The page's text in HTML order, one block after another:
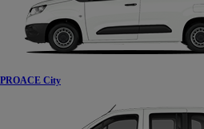
PROACE City